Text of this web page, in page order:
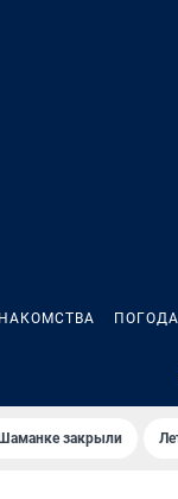
ПОГОДА
закрыли